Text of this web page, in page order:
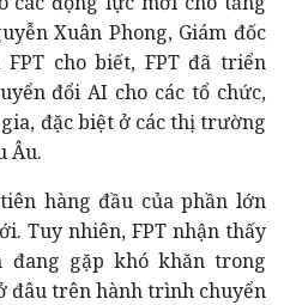
Xuân Phong, Giám đốc
cho biết, FPT đã triển
đổi AI cho các tổ chức,
đặc biệt ở các thị trường
Âu.
hàng đầu của phần lớn
Tuy nhiên, FPT nhận thấy
đang gặp khó khăn trong
đâu trên hành trình chuyển